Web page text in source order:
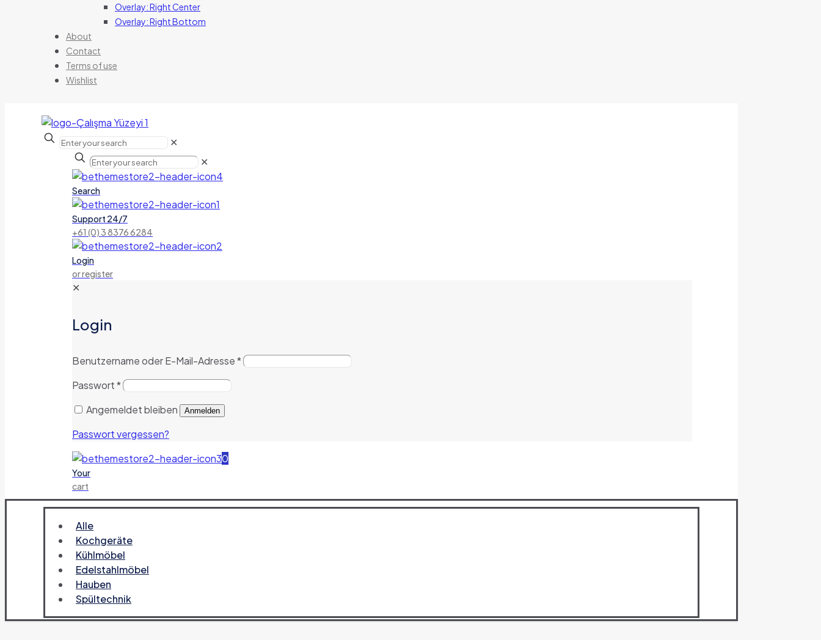
Overlay: Right Center
Overlay: Right Bottom
About
Contact
Terms of use
Wishlist
✕
✕
Search
Support 24/7
+61 (0) 3 8376 6284
Login
or register
✕
Login
Benutzername oder E-Mail-Adresse*
Passwort*
Angemeldet bleiben
Anmelden
Passwort vergessen?
0
Your
cart
Alle
Kochgeräte
Kühlmöbel
Edelstahlmöbel
Hauben
Spültechnik